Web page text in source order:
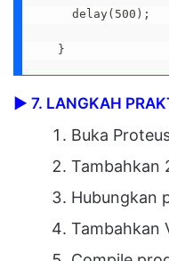
delay(500);
}
▶ 7. LANGKAH
Buka
Tambahkan
Hubungkan
Tambahkan